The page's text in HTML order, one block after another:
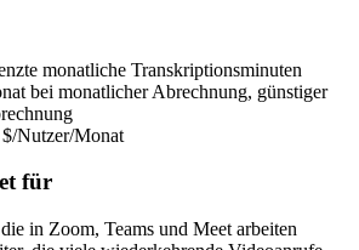
monatliche Transkriptionsminuten
bei monatlicher Abrechnung, günstiger
Nutzer/Monat
für
in Zoom, Teams und Meet arbeiten